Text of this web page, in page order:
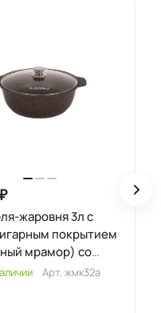
жаровня 3л с
покрытием
мрамор) со
крышкой
Арт. жмк32а